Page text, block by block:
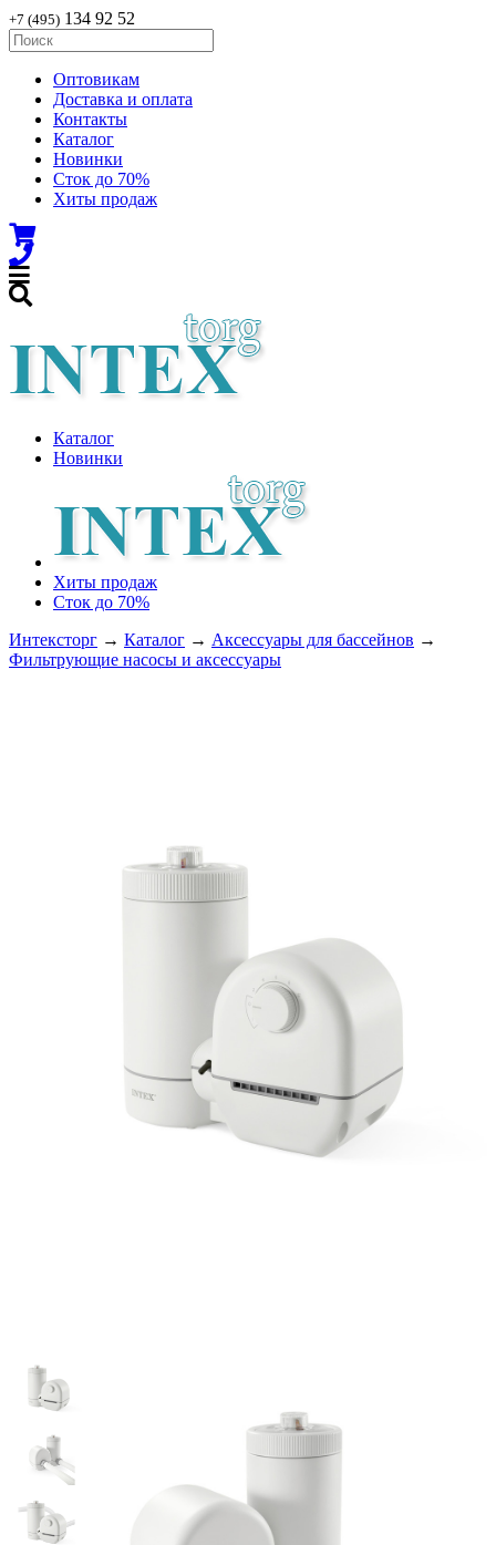
+7 (495) 134 92 52
Оптовикам
Доставка и оплата
Контакты
Каталог
Новинки
Сток до 70%
Хиты продаж
Каталог
Новинки
Хиты продаж
Сток до 70%
Интексторг → Каталог → Аксессуары для бассейнов →
Фильтрующие насосы и аксессуары